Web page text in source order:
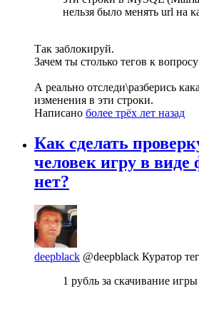
нельзя было менять url на
Так заблокируй.
Зачем ты столько тегов к
А реально отследи\разберись
изменения в эти строки.
Написано более трёх лет назад
Как сделать
человек игру в виде
нет?
deepblack @deepblack Куратор
1 рубль за скачивание